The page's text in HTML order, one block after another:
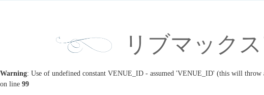
リブマック
Warning: Use of undefined constant VENUE_ID - assumed 'VENUE_ID' (this will
on line 99